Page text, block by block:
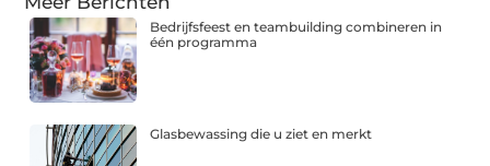
Bedrijfsfeest en teambuilding combineren in
één programma
Glasbewassing die u ziet en merkt